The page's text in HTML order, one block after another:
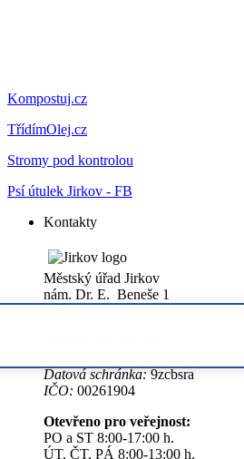
Kompostuj.cz
TřídímOlej.cz
Stromy pod kontrolou
Psí útulek Jirkov - FB
Kontakty
Městský úřad Jirkov
nám. Dr. E. Beneše 1
Datová schránka: 9zcbsra
IČO: 00261904
Otevřeno pro veřejnost:
PO a ST 8:00-17:00 h.
ÚT, ČT, PÁ 8:00-13:00 h.